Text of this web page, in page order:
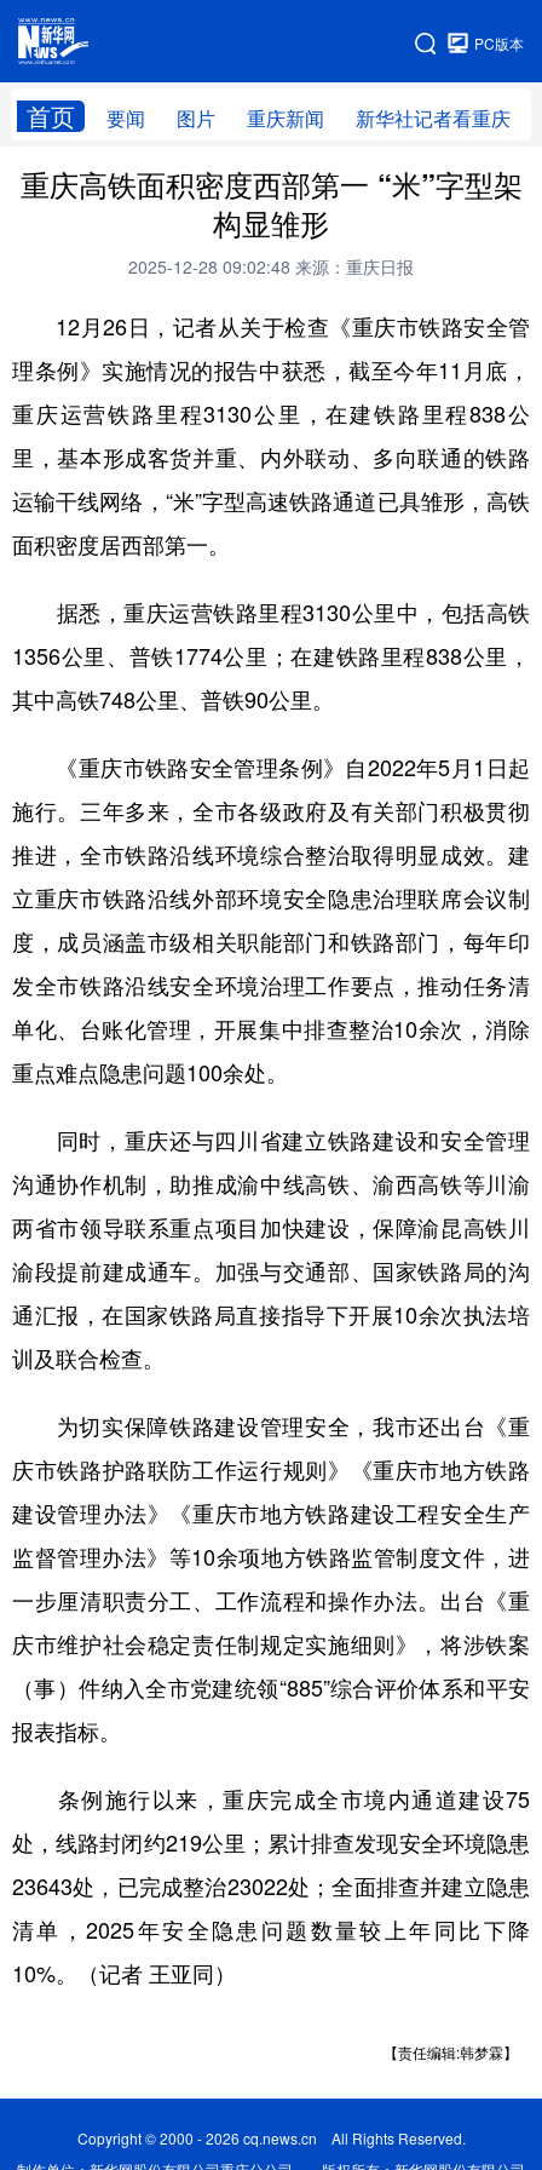
PC版本
首页 要闻 图片 重庆新闻 新华社记者看重庆
网站地图
重庆高铁面积密度西部第一 “米”字型架
构显雏形
2025-12-28 09:02:48 来源：重庆日报
12月26日，记者从关于检查《重庆市铁路安全管
理条例》实施情况的报告中获悉，截至今年11月底，
重庆运营铁路里程3130公里，在建铁路里程838公
里，基本形成客货并重、内外联动、多向联通的铁路
运输干线网络，“米”字型高速铁路通道已具雏形，高铁
面积密度居西部第一。
据悉，重庆运营铁路里程3130公里中，包括高铁
1356公里、普铁1774公里；在建铁路里程838公里，
其中高铁748公里、普铁90公里。
《重庆市铁路安全管理条例》自2022年5月1日起
施行。三年多来，全市各级政府及有关部门积极贯彻
推进，全市铁路沿线环境综合整治取得明显成效。建
立重庆市铁路沿线外部环境安全隐患治理联席会议制
度，成员涵盖市级相关职能部门和铁路部门，每年印
发全市铁路沿线安全环境治理工作要点，推动任务清
单化、台账化管理，开展集中排查整治10余次，消除
重点难点隐患问题100余处。
同时，重庆还与四川省建立铁路建设和安全管理
沟通协作机制，助推成渝中线高铁、渝西高铁等川渝
两省市领导联系重点项目加快建设，保障渝昆高铁川
渝段提前建成通车。加强与交通部、国家铁路局的沟
通汇报，在国家铁路局直接指导下开展10余次执法培
训及联合检查。
为切实保障铁路建设管理安全，我市还出台《重
庆市铁路护路联防工作运行规则》《重庆市地方铁路
建设管理办法》《重庆市地方铁路建设工程安全生产
监督管理办法》等10余项地方铁路监管制度文件，进
一步厘清职责分工、工作流程和操作办法。出台《重
庆市维护社会稳定责任制规定实施细则》，将涉铁案
（事）件纳入全市党建统领“885”综合评价体系和平安
报表指标。
条例施行以来，重庆完成全市境内通道建设75
处，线路封闭约219公里；累计排查发现安全环境隐患
23643处，已完成整治23022处；全面排查并建立隐患
清单，2025年安全隐患问题数量较上年同比下降
10%。（记者 王亚同）
【责任编辑:韩梦霖】
Copyright © 2000 - 2026 cq.news.cn All Rights Reserved.